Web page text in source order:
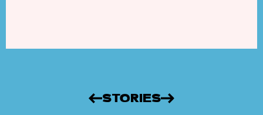
STORIES